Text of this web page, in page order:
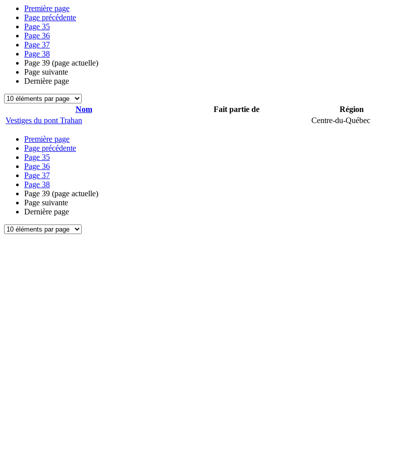
Première page
Page précédente
Page 35
Page 36
Page 37
Page 38
Page 39 (page actuelle)
Page suivante
Dernière page
Nom Fait partie de Région
Vestiges du pont Trahan
Centre-du-Québec
Première page
Page précédente
Page 35
Page 36
Page 37
Page 38
Page 39 (page actuelle)
Page suivante
Dernière page